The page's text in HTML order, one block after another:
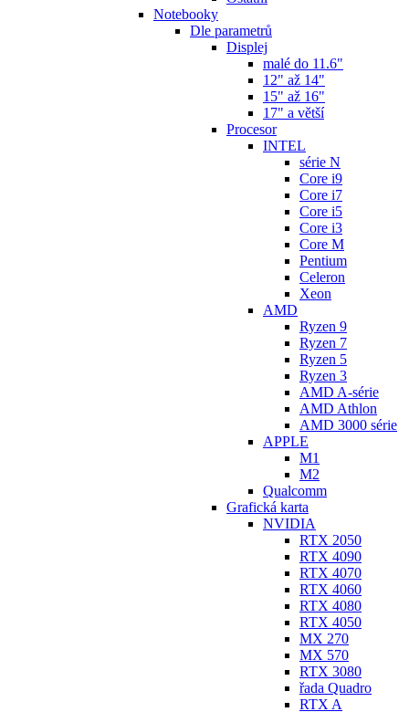
Notebooky
Dle parametrů
Displej
malé do 11.6"
12" až 14"
15" až 16"
17" a větší
Procesor
INTEL
série N
Core i9
Core i7
Core i5
Core i3
Core M
Pentium
Celeron
Xeon
AMD
Ryzen 9
Ryzen 7
Ryzen 5
Ryzen 3
AMD A-série
AMD Athlon
AMD 3000 série
APPLE
M1
M2
Qualcomm
Grafická karta
NVIDIA
RTX 2050
RTX 4090
RTX 4070
RTX 4060
RTX 4080
RTX 4050
MX 270
MX 570
RTX 3080
řada Quadro
RTX A